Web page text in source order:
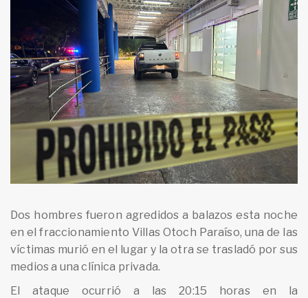
Dos hombres fueron agredidos a balazos esta noche
en el fraccionamiento Villas Otoch Paraíso, una de las
víctimas murió en el lugar y la otra se trasladó por sus
medios a una clínica privada.
El ataque ocurrió a las 20:15 horas en la